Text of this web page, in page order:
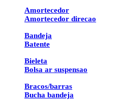
Amortecedor
Amortecedor direcao
Bandeja
Batente
Bieleta
Bolsa ar suspensao
Bracos/barras
Bucha bandeja